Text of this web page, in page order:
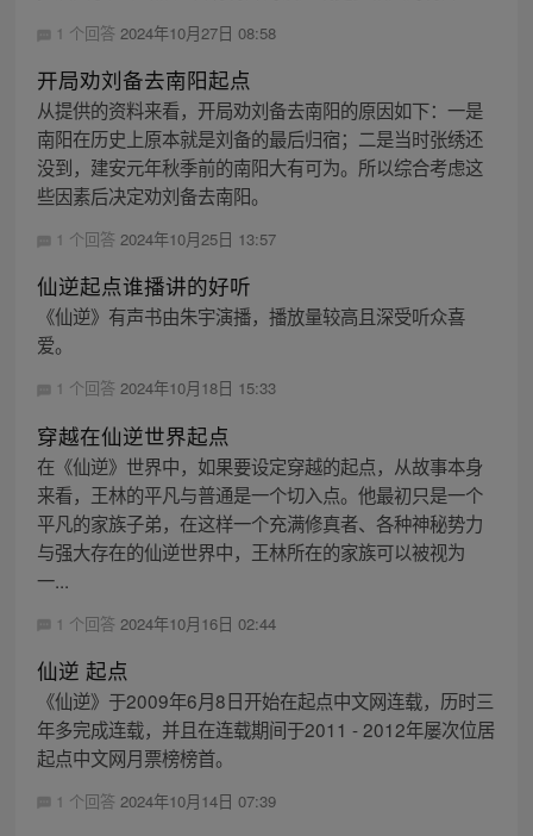
1 个回答 2024年10月27日 08:58
开局劝刘备去南阳起点
从提供的资料来看，开局劝刘备去南阳的原因如下：一是
南阳在历史上原本就是刘备的最后归宿；二是当时张绣还
没到，建安元年秋季前的南阳大有可为。所以综合考虑这
些因素后决定劝刘备去南阳。
1 个回答 2024年10月25日 13:57
仙逆起点谁播讲的好听
《仙逆》有声书由朱宇演播，播放量较高且深受听众喜
爱。
1 个回答 2024年10月18日 15:33
穿越在仙逆世界起点
在《仙逆》世界中，如果要设定穿越的起点，从故事本身
来看，王林的平凡与普通是一个切入点。他最初只是一个
平凡的家族子弟，在这样一个充满修真者、各种神秘势力
与强大存在的仙逆世界中，王林所在的家族可以被视为
一...
1 个回答 2024年10月16日 02:44
仙逆 起点
《仙逆》于2009年6月8日开始在起点中文网连载，历时三
年多完成连载，并且在连载期间于2011 - 2012年屡次位居
起点中文网月票榜榜首。
1 个回答 2024年10月14日 07:39